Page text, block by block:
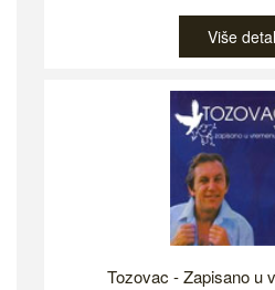
Više
Tozovac - Zapisano u